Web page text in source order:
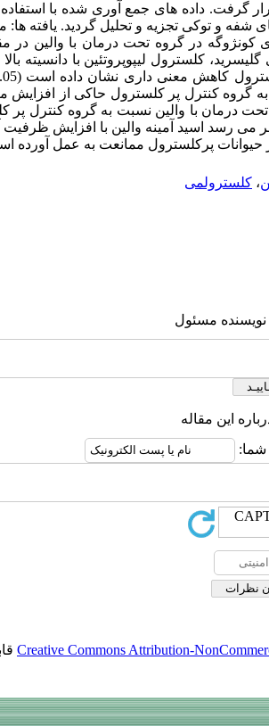
شفه و توکی تجزیه و تحلیل گردید. یافته
کونژوگه در گروه تحت درمان با والین در
کلسترول لیپوپروتئین با دانسیته بالا
گروه کنترل پر کلسترول حاکی از افزایش
درمان با والین نسبت به گروه کنترل
رسد اسید آمینه والین با افزایش ظرفیت
پرکلسترول ممانعت به عمل آورده
، کلسترولمی
نویسنده مسئول
این مقاله
شما:
Creative Commons Attribution-